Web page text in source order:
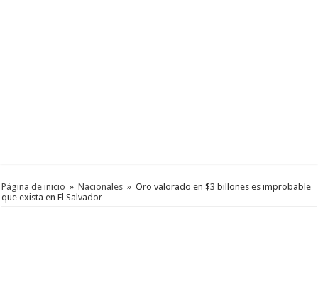
Página de inicio » Nacionales » Oro valorado en $3 billones es improbable
que exista en El Salvador